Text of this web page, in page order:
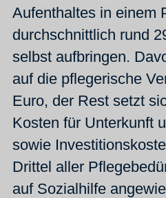
Aufenthaltes in einem
durchschnittlich rund
selbst aufbringen.
auf die pflegerische
Euro, der Rest setzt
Kosten für Unterkunft
sowie
Drittel aller
auf Sozialhilfe